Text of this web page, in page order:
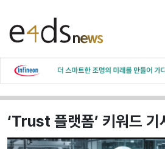
‘Trust 플랫폼’ 키워드 기